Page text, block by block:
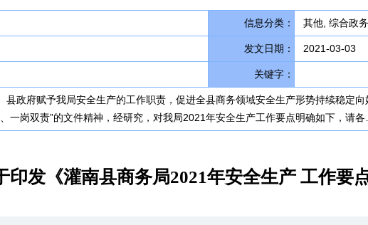
信息分类： 其他, 综合政
发文日期： 2021-03-03
关键字：
县政府赋予我局安全生产的工作职责，促进全县商务领域安全生产形势持续稳定
一岗双责”的文件精神，经研究，对我局2021年安全生产工作要点明确如下，请
印发《灌南县商务局2021年安全生产 工作要